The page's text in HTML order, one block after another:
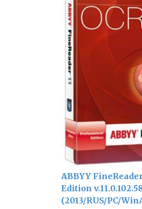
ABBYY
Edition
(2013/RUS/PC/